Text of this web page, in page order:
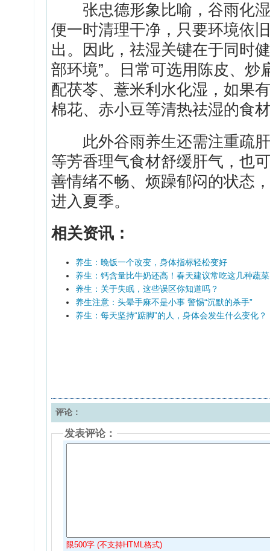
张忠德形象比喻，谷雨化
便一时清理干净，只要环境依
出。因此，祛湿关键在于同时
部环境”。日常可选用陈皮、
配茯苓、薏米利水化湿，如果
棉花、赤小豆等清热祛湿的食
此外谷雨养生还需注重疏肝
等芳香理气食材舒缓肝气，也
善情绪不畅、烦躁郁闷的状态
进入夏季。
相关资讯：
养生：晚饭一个改变，身体指标轻松变好
养生：钙含量比牛奶还高！春天建议常吃这几种蔬菜
养生：关于失眠，这些误区你知道吗？
养生注意：头晕手麻不是小事 警惕“沉默的杀手”
养生：每天坚持“踮脚”的人，身体会发生什么变化？
评论：
发表评论：
限500字 (不支持HTML格式)